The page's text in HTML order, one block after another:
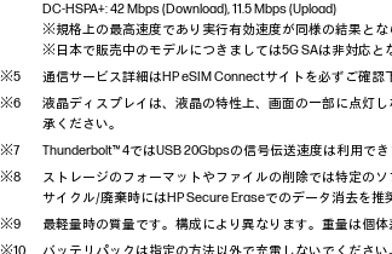
DC-HSPA+: 42 Mbps (Download), 11.5 Mbps (Upload)
※規格上の最高速度であり実行有効速度が同様の結果とな
※日本で販売中のモデルにつきましては5G SAは非対応と
通信サービス詳細はHP eSIM Connectサイトを必ずご確認
液晶ディスプレイは、液晶の特性上、画面の一部に点灯
承ください。
Thunderbolt™ 4ではUSB 20Gbpsの信号伝送速度は利用で
ストレージのフォーマットやファイルの削除では特定の
サイクル/廃棄時にはHP Secure Eraseでのデータ消去を推
最軽量時の質量です。構成により異なります。重量は個